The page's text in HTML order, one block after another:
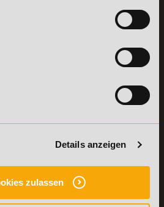
Details anzeigen
zulassen
Stellenangebote
und B-Lizenz
Ernährungsberater
Personal Trainer
Personal Coach